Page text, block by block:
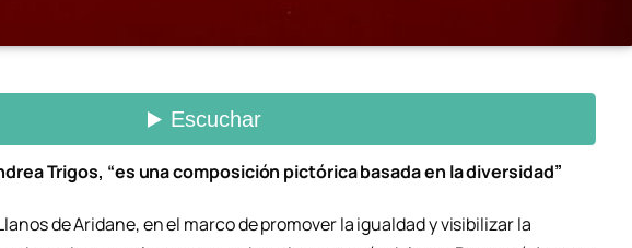
Trigos, “es una composición pictórica basada en la diversidad”
de Aridane, en el marco de promover la igualdad y visibilizar la